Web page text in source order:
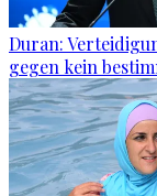
Duran:
gegen kein